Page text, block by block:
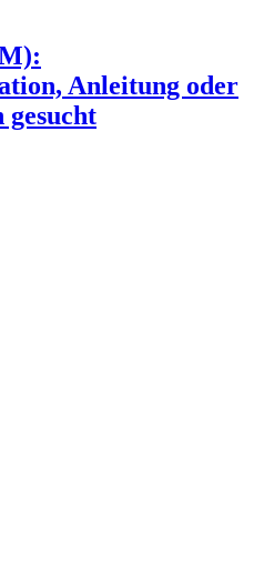
Anleitung oder
gesucht